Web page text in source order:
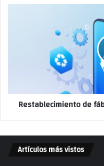
Restablecimiento de
Artículos más vistos